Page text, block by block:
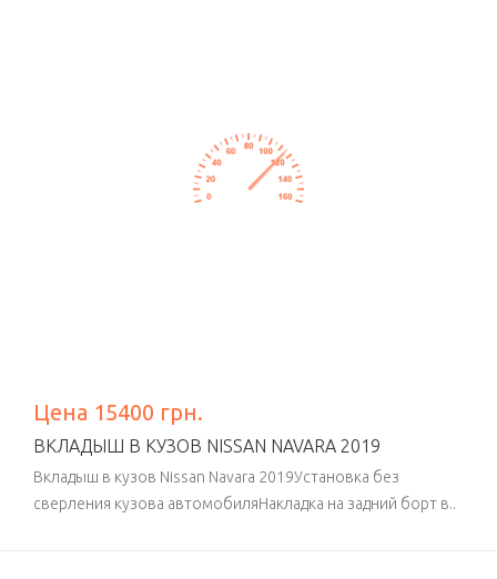
Цена 15400 грн.
ВКЛАДЫШ В КУЗОВ NISSAN NAVARA 2019
Вкладыш в кузов Nissan Navara 2019Установка без
сверления кузова автомобиляНакладка на задний борт в..